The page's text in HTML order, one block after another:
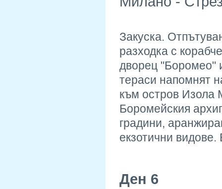
Закуска.
разходка с
дворец "Боромео"
тераси напомнят
към остров Изола
Боромейския
градини,
екзотични
Ден 6